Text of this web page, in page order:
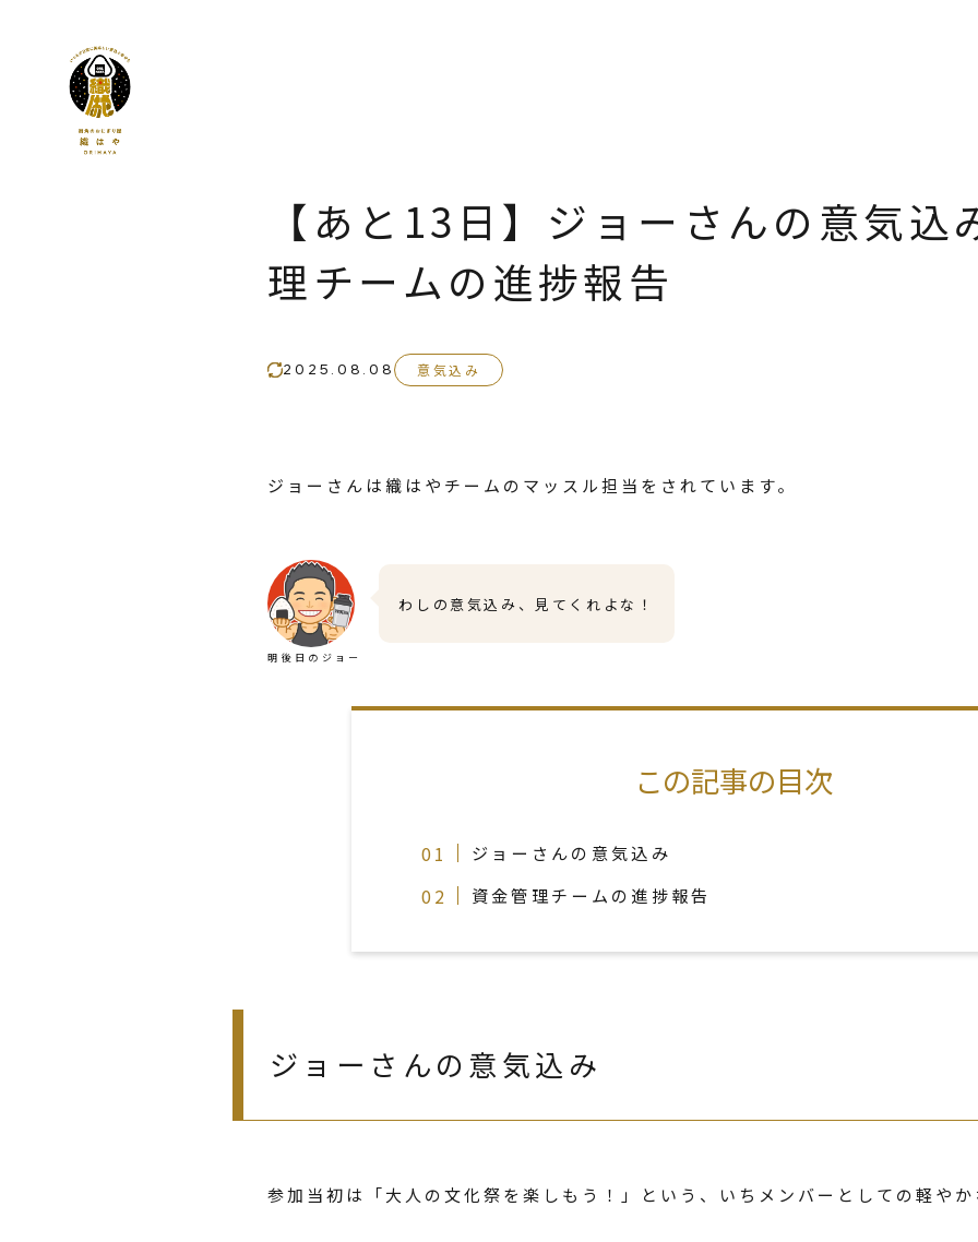
【あと13日】ジョーさんの意気
理チームの進捗報告
2025.08.08 意気込み
ジョーさんは織はやチームのマッスル担当をされています。
明後日のジョー
わしの意気込み、見てくれよな！
この記事の目次
ジョーさんの意気込み
資金管理チームの進捗報告
ジョーさんの意気込み
参加当初は「大人の文化祭を楽しもう！」という、いちメンバーとしての軽やか